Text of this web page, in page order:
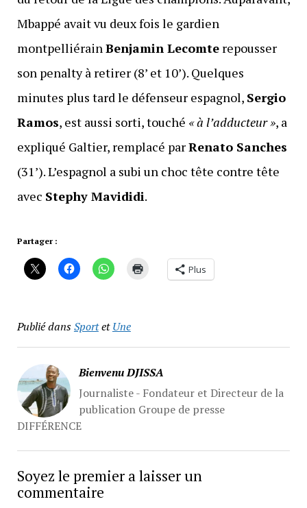
Mbappé avait vu deux fois le gardien
montpelliérainBenjamin Lecomterepousser
son penalty à retirer (8’ et 10’). Quelques
minutes plus tard le défenseur espagnol, Sergio
Ramos, est aussi sorti, touché « à l’adducteur », a
expliqué Galtier, remplacé parRenato Sanches
(31’). L’espagnol a subi un choc tête contre tête
avec Stephy Mavididi.
Partager :
Plus
Publié dansSportetUne
Bienvenu DJISSA
Journaliste - Fondateur et Directeur de la
publication Groupe de presse
DIFFÉRENCE
Soyez le premier a laisser un
commentaire